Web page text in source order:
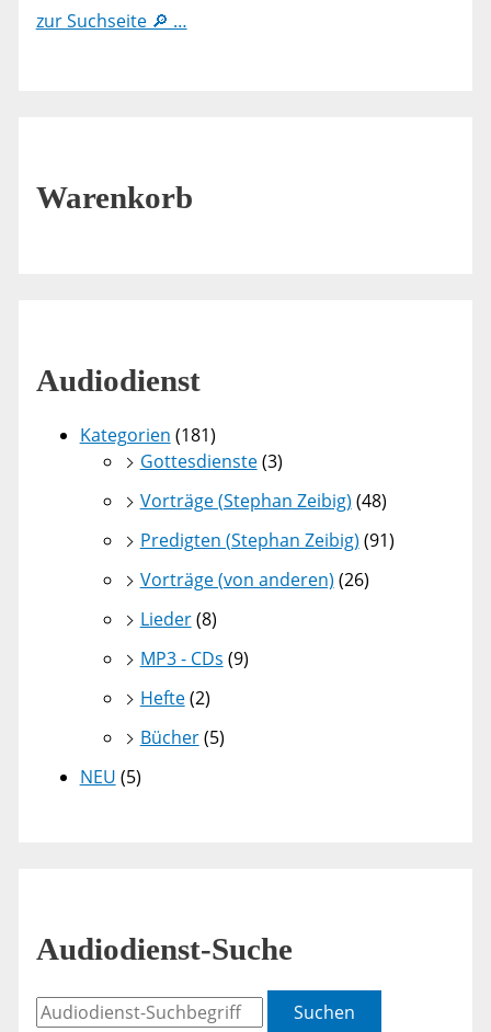
zur Suchseite 🔎 …
Warenkorb
Audiodienst
Kategorien (181)
Gottesdienste(3)
Vorträge (Stephan Zeibig) (48)
Predigten (Stephan Zeibig) (91)
Vorträge (von anderen) (26)
Lieder(8)
MP3 - CDs (9)
Hefte(2)
Bücher(5)
NEU (5)
Audiodienst-Suche
Suchen